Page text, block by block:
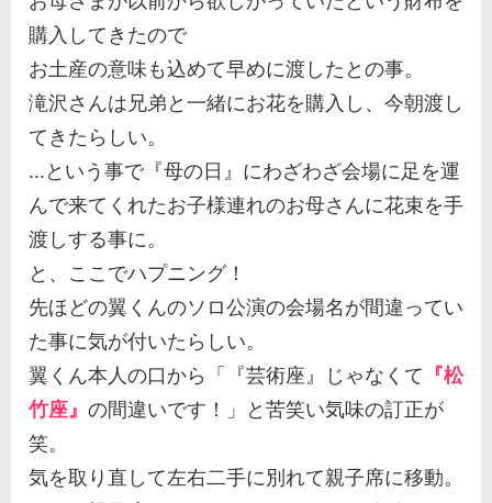
購入してきたので
お土産の意味も込めて早めに渡したとの事。
滝沢さんは兄弟と一緒にお花を購入し、今朝渡し
てきたらしい。
...という事で『母の日』にわざわざ会場に足を運
んで来てくれたお子様連れのお母さんに花束を手
渡しする事に。
と、ここでハプニング！
先ほどの翼くんのソロ公演の会場名が間違ってい
た事に気が付いたらしい。
翼くん本人の口から「『芸術座』じゃなくて 『松
竹座』 の間違いです！」と苦笑い気味の訂正が
笑。
気を取り直して左右二手に別れて親子席に移動。